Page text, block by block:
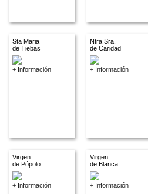
Sta Maria
de Tiebas
+ Información
Ntra Sra.
de Caridad
+ Información
Virgen
de Pópolo
+ Información
Virgen
de Blanca
+ Información